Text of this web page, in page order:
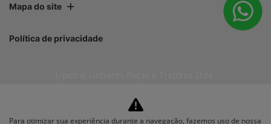
Mapa do site
Política de privacidade
CNPJ: 27.733.195/0001-35
Para otimizar sua experiência durante a navegação, fazemos uso de nossa